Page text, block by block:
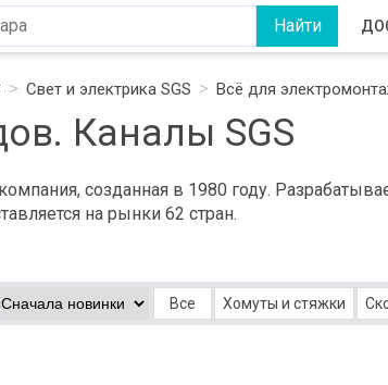
Свет и электрика SGS Всё для
Каналы SGS
созданная в 1980 году.
на рынки 62 стран.
Все Хомуты и стяжки